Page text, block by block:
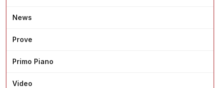
News
Prove
Primo Piano
Video